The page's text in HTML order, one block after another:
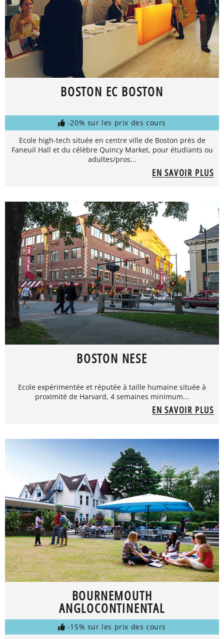
BOSTON EC BOSTON
-20% sur les prix des cours
Ecole high-tech située en centre ville de Boston près de
Faneuil Hall et du célèbre Quincy Market, pour étudiants ou
adultes/pros...
EN SAVOIR PLUS
BOSTON NESE
Ecole expérimentée et réputée à taille humaine située à
proximité de Harvard, 4 semaines minimum...
EN SAVOIR PLUS
BOURNEMOUTH
ANGLOCONTINENTAL
-15% sur les prix des cours